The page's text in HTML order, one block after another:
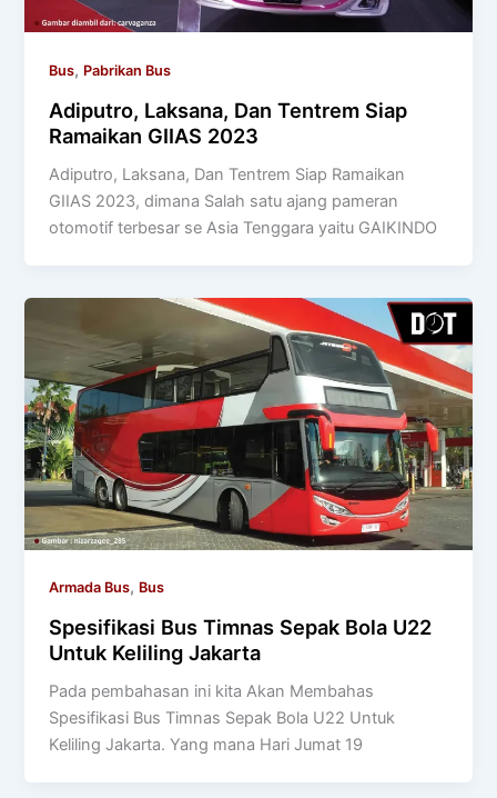
Bus, Pabrikan Bus
Adiputro, Laksana, Dan Tentrem Siap
Ramaikan GIIAS 2023
Adiputro, Laksana, Dan Tentrem Siap Ramaikan
GIIAS 2023, dimana Salah satu ajang pameran
otomotif terbesar se Asia Tenggara yaitu GAIKINDO
Armada Bus, Bus
Spesifikasi Bus Timnas Sepak Bola U22
Untuk Keliling Jakarta
Pada pembahasan ini kita Akan Membahas
Spesifikasi Bus Timnas Sepak Bola U22 Untuk
Keliling Jakarta. Yang mana Hari Jumat 19